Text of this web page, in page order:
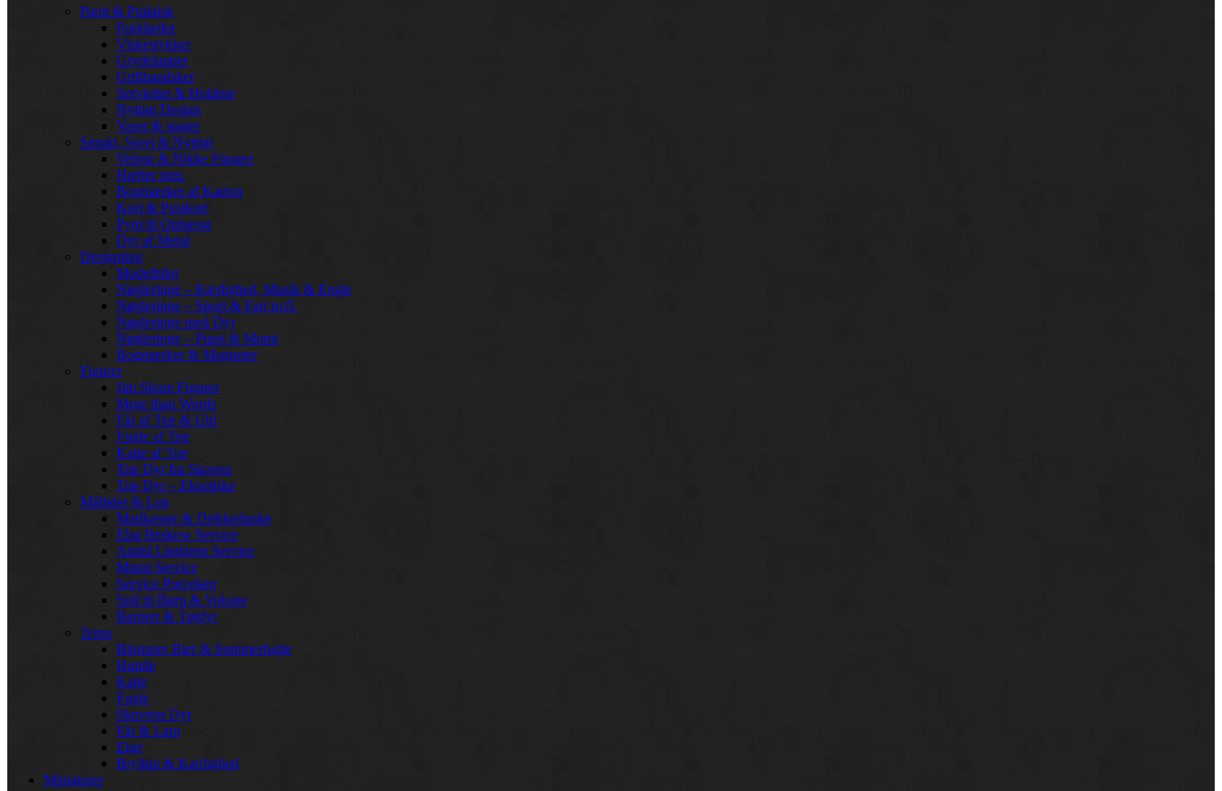
Pænt & Praktisk
Forklæder
Viskestykker
Grydelapper
Grillhandsker
Servietter & Holdere
Nyttigt Design
Vaser & stager
Smukt, Sjovt & Nyttigt
Velour & Nikke Figurer
Hæfter mm.
Bogmærker af Karton
Kort & Postkort
Pynt til Ophæng
Dyr af Metal
Designting
Modelbiler
Nøgleringe – Kærlighed, Musik & Engle
Nøgleringe – Sport & Fart m.fl.
Nøgleringe med Dyr
Nøgleringe – Pippi & Mumi
Bogmærker & Magneter
Figurer
Jim Shore Figurer
More than Words
Får af Træ & Uld
Fugle af Træ
Katte af Træ
Træ Dyr fra Skoven
Træ Dyr – Eksotiske
Måltider & Leg
Madkasser & Drikkedunke
Elsa Beskow Service
Astrid Lindgren Service
Mumi Service
Service Porcelæn
Spil til Børn & Voksne
Bamser & Tøjdyr
Tema
Blomster Bier & Sommerfugle
Hunde
Katte
Fugle
Skovens Dyr
Får & Lam
Elge
Bryllup & Kærlighed
Miniaturer